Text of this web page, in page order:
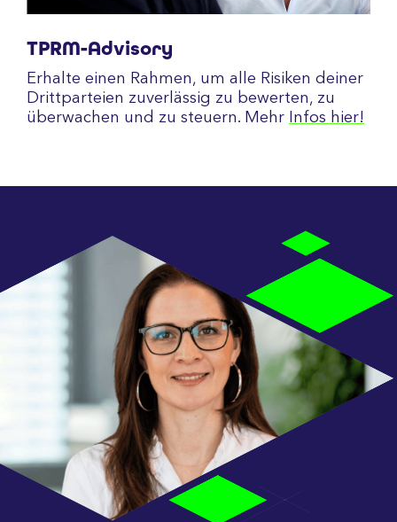
TPRM-Advisory
Erhalte einen Rahmen, um alle Risiken deiner
Drittparteien zuverlässig zu bewerten, zu
überwachen und zu steuern. Mehr
Infos hier!